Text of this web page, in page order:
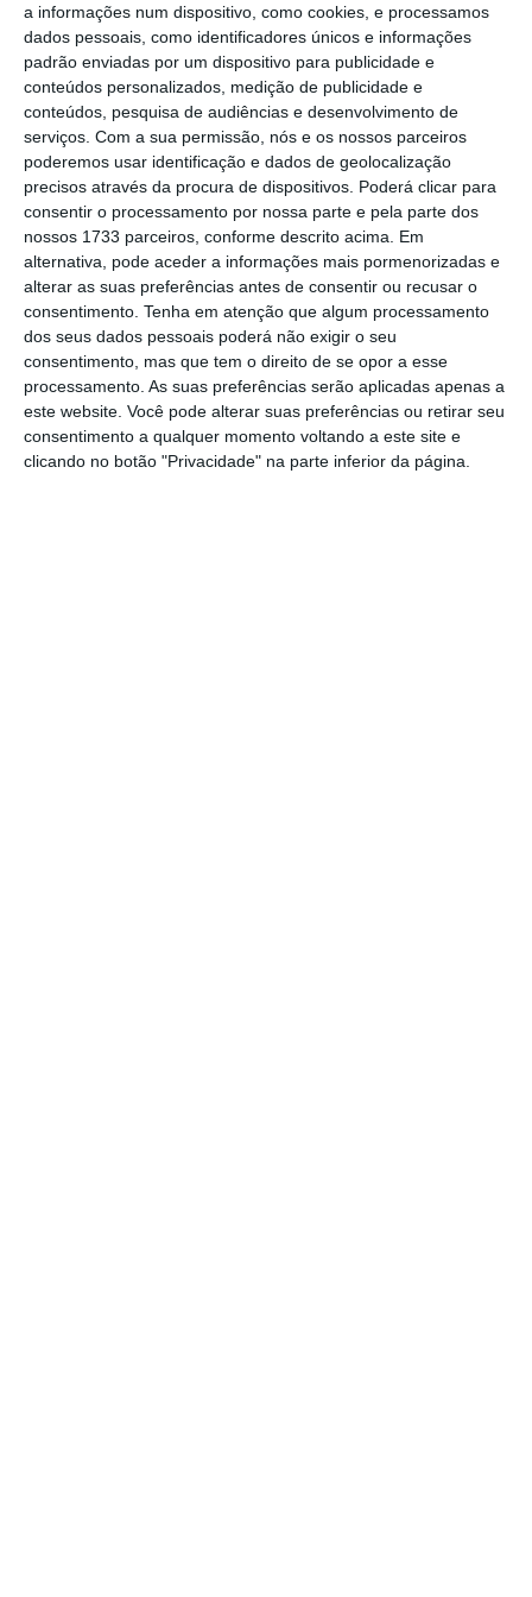
a informações num dispositivo, como cookies, e processamos
dados pessoais, como identificadores únicos e informações
padrão enviadas por um dispositivo para publicidade e
conteúdos personalizados, medição de publicidade e
conteúdos, pesquisa de audiências e desenvolvimento de
serviços. Com a sua permissão, nós e os nossos parceiros
poderemos usar identificação e dados de geolocalização
precisos através da procura de dispositivos. Poderá clicar para
consentir o processamento por nossa parte e pela parte dos
nossos 1733 parceiros, conforme descrito acima. Em
alternativa, pode aceder a informações mais pormenorizadas e
alterar as suas preferências antes de consentir ou recusar o
consentimento. Tenha em atenção que algum processamento
dos seus dados pessoais poderá não exigir o seu
consentimento, mas que tem o direito de se opor a esse
processamento. As suas preferências serão aplicadas apenas a
este website. Você pode alterar suas preferências ou retirar seu
consentimento a qualquer momento voltando a este site e
clicando no botão "Privacidade" na parte inferior da página.
os participantes, a inscrição de um mesmo
trabalho ficou limitada a seis entradas e
encerraram a categoria de “cyber”, por
entenderem que a mesma já não fazia qualquer
sentido num mundo eminentemente digital.
Isto tudo era o que já se sabia antes de começar o
festival. No entanto, o principal objectivo desta
crónica é tentarmos perceber o que realmente
aconteceu há duas semanas na Riviera Francesa.
Por isso, decidi arrumar as minhas ideias em oito
pontos que agora partilho convosco:
1. Não foi por verem os seus desejos atendidos que